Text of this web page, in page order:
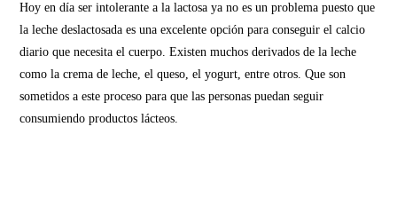
Hoy en día ser intolerante a la lactosa ya no es un problema puesto que
la leche deslactosada es una excelente opción para conseguir el calcio
diario que necesita el cuerpo. Existen muchos derivados de la leche
como la crema de leche, el queso, el yogurt, entre otros. Que son
sometidos a este proceso para que las personas puedan seguir
consumiendo productos lácteos.